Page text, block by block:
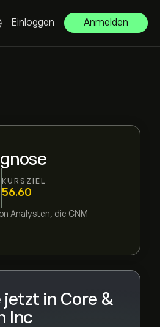
Einloggen Anmelden
KURSZIEL
56.60
Analysten, die CNM
jetzt in Core &
Inc